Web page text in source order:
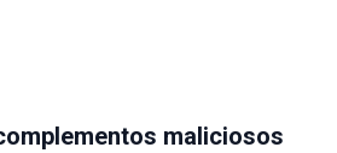
maliciosos